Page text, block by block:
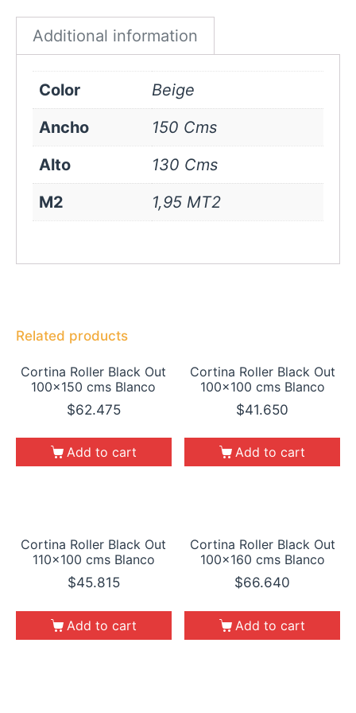
Additional information
Color
Beige
Ancho
150 Cms
Alto
130 Cms
M2
1,95 MT2
Related products
Cortina Roller Black Out
100×150 cms Blanco
$62.475
Add to cart
Cortina Roller Black Out
100×100 cms Blanco
$41.650
Add to cart
Cortina Roller Black Out
110×100 cms Blanco
$45.815
Add to cart
Cortina Roller Black Out
100×160 cms Blanco
$66.640
Add to cart